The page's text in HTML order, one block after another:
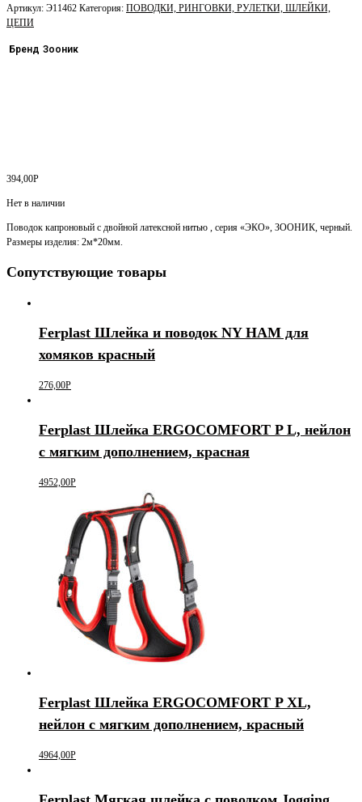
Артикул: Э11462 Категория: ПОВОДКИ, РИНГОВКИ, РУЛЕТКИ, ШЛЕЙКИ,
ЦЕПИ
Бренд Зооник
394,00Р
Нет в наличии
Поводок капроновый с двойной латексной нитью , серия «ЭКО», ЗООНИК, черный.
Размеры изделия: 2м*20мм.
Сопутствующие товары
Ferplast Шлейка и поводок NY HAM для
хомяков красный
276,00Р
Ferplast Шлейка ERGOCOMFORT P L, нейлон
с мягким дополнением, красная
4952,00Р
Ferplast Шлейка ERGOCOMFORT P XL,
нейлон с мягким дополнением, красный
4964,00Р